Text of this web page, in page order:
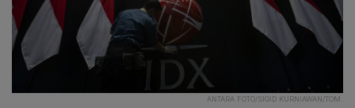
ANTARA FOTO/SIGID KURNIAWAN/TOM.